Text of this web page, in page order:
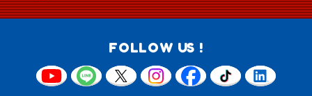
FOLLOW US !